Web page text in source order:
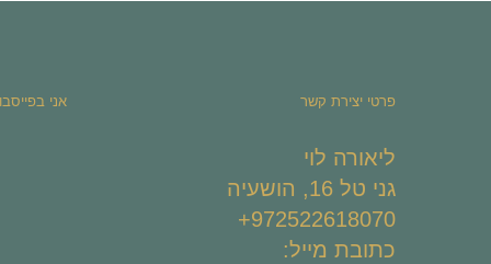
פרטי יצירת קשר
ליאורה לוי
גני טל 16, הושעיה
972522618070+
כתובת מייל:
אני